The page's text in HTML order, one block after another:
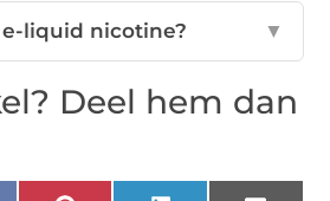
e-liquid nicotine? ▼
Deel hem dan